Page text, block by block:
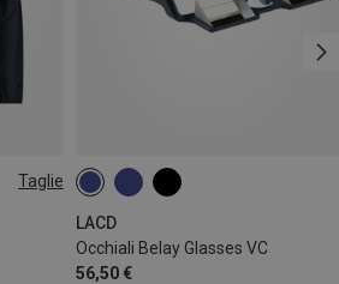
Taglie
LACD
Occhiali Belay Glasses VC
56,50 €